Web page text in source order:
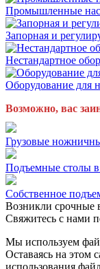
Промышленные
Запорная и
Нестандартное
Оборудование для
Возможно, вас
Грузовые
Подъемные столы
Собственное
Возникли срочные
Свяжитесь с нами
Мы используем
Оставаясь на этом
использования